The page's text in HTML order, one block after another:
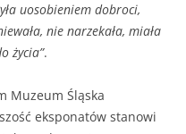
uosobieniem dobroci,
nie narzekała, miała
życia”.
Muzeum Śląska
eksponatów stanowi